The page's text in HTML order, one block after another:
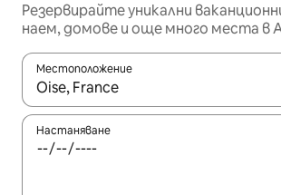
Резервирайте уникални
наем, домове и още много места в
Местоположение
Когато резултатите се покажат,
Настаняване